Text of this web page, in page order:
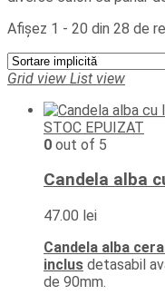
Afișez 1 - 20 din 28 de
Grid view List view
STOC EPUIZAT
0 out of 5
Candela alba
47.00 lei
Candela alba
inclus detasabil
de 90mm.